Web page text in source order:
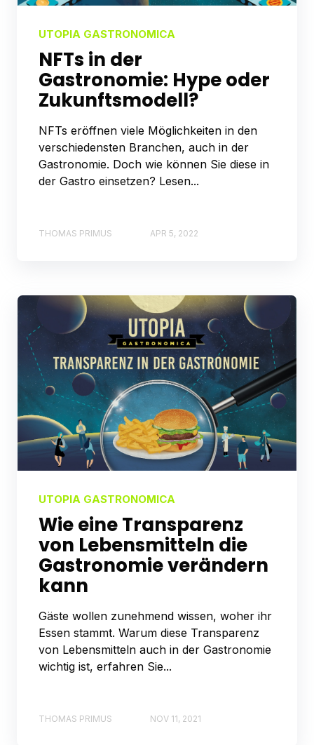
UTOPIA GASTRONOMICA
NFTs in der
Gastronomie: Hype oder
Zukunftsmodell?
NFTs eröffnen viele Möglichkeiten in den
verschiedensten Branchen, auch in der
Gastronomie. Doch wie können Sie diese in
der Gastro einsetzen? Lesen...
THOMAS PRIMUS APR 5, 2022
UTOPIA GASTRONOMICA
Wie eine Transparenz
von Lebensmitteln die
Gastronomie verändern
kann
Gäste wollen zunehmend wissen, woher ihr
Essen stammt. Warum diese Transparenz
von Lebensmitteln auch in der Gastronomie
wichtig ist, erfahren Sie...
THOMAS PRIMUS NOV 11, 2021